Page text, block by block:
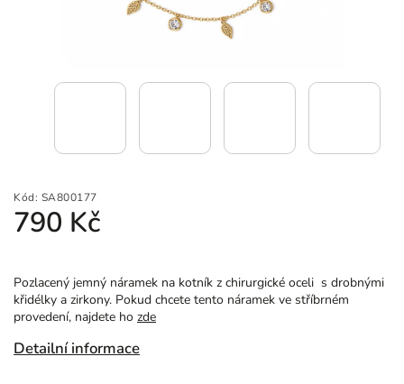
Kód: SA800177
790 Kč
Pozlacený jemný náramek na kotník z chirurgické oceli s drobnými
křidélky a zirkony. Pokud chcete tento náramek ve stříbrném
provedení, najdete ho zde
Detailní informace